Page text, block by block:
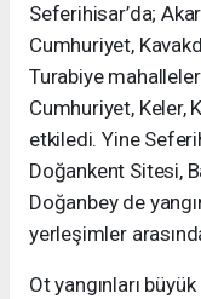
Seferihisar’da;
Cumhuriyet,
Turabiye
Cumhuriyet, Keler,
etkiledi. Yine
Doğankent Sitesi,
Doğanbey de
yerleşimler
Ot yangınları